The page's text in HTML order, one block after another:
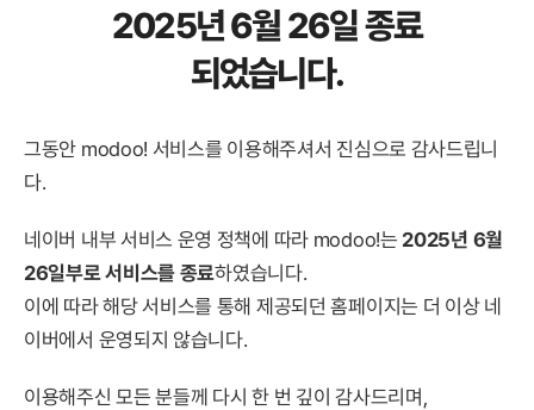
2025년 6월 26일 종료
되었습니다.
그동안 modoo! 서비스를 이용해주셔서 진심으로 감사드립니
다.
네이버 내부 서비스 운영 정책에 따라 modoo!는 2025년 6월
26일부로 서비스를 종료하였습니다.
이에 따라 해당 서비스를 통해 제공되던 홈페이지는 더 이상 네
이버에서 운영되지 않습니다.
이용해주신 모든 분들께 다시 한 번 깊이 감사드리며,